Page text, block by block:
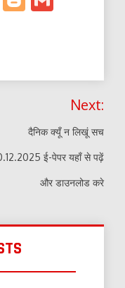
Next:
दैनिक क्यूँ न लिखूं सच
ई-पेपर यहाँ से पढ़ें
और डाउनलोड करे